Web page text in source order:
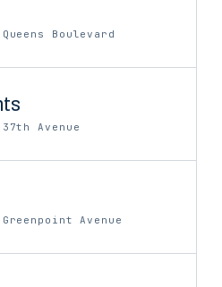
Boulevard
Avenue
Avenue